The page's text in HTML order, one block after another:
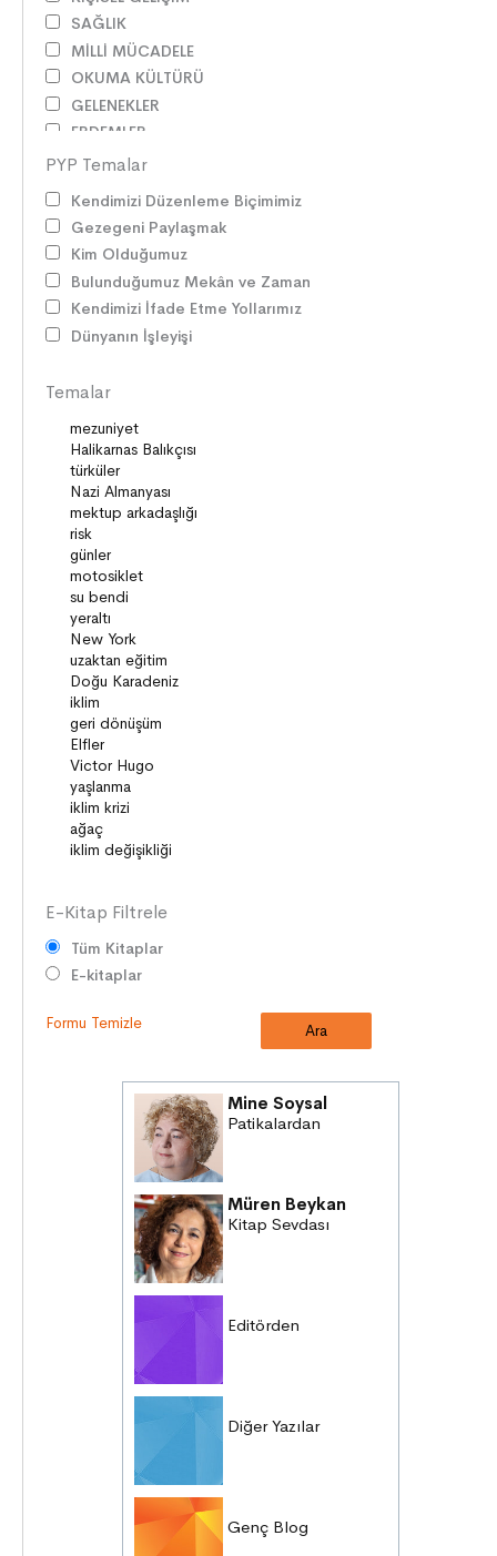
SAĞLIK
MİLLİ MÜCADELE
OKUMA KÜLTÜRÜ
GELENEKLER
ERDEMLER
DESTANLAR
DEĞERLERİMİZ
ÇOCUK DÜNYASI
VATANDAŞLIK
DUYGULAR
MİLLİ KÜLTÜRÜMÜZ
DAVRANIŞLAR
SAĞLIK ve SPOR
YETENEKLER
BİREY ve TOPLUM
ANLAM ARAYIŞI
PSİKOLOJİ
SAĞLIK ve ÇEVRE
OYUNLAR
HİKÂYE GELENEĞİMİZ
ZAMAN ve MEKÂN
SOSYAL İLİŞKİLER
EDEBİ TÜRLER
İLETİŞİM
SORUMLULUKLAR
SÖZ VARLIĞI
PYP Temalar
Kendimizi Düzenleme Biçimimiz
Gezegeni Paylaşmak
Kim Olduğumuz
Bulunduğumuz Mekân ve Zaman
Kendimizi İfade Etme Yollarımız
Dünyanın İşleyişi
Temalar
E-Kitap Filtrele
Tüm Kitaplar
E-kitaplar
Formu Temizle
Mine Soysal
Patikalardan
Müren Beykan
Kitap Sevdası
Editörden
Diğer Yazılar
Genç Blog